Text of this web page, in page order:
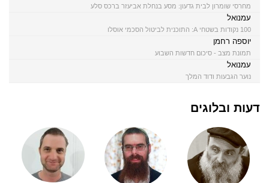
מחרסי שומרון לבית גדעון: מסע בנחלת אביעזר ברכס סלע
עמנואל
100 נקודות בשטחי A: התוכנית לביטול הסכמי אוסלו
יוספה רחמן
תמונת מצב - סיכום חדשות השבוע
עמנואל
נוער הגבעות ודוד המלך
דעות ובלוגים